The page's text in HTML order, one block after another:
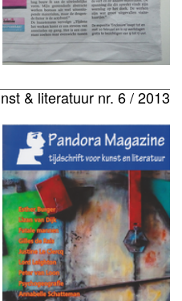
& literatuur nr. 6 / 2013